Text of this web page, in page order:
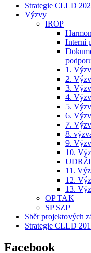
Strategie CLLD
Výzvy
IROP
Interní
1.
2.
3.
4.
5.
6.
7.
8.
9.
10.
11.
12.
13.
OP TAK
SP SZP
Sběr projektových
Strategie CLLD
Facebook